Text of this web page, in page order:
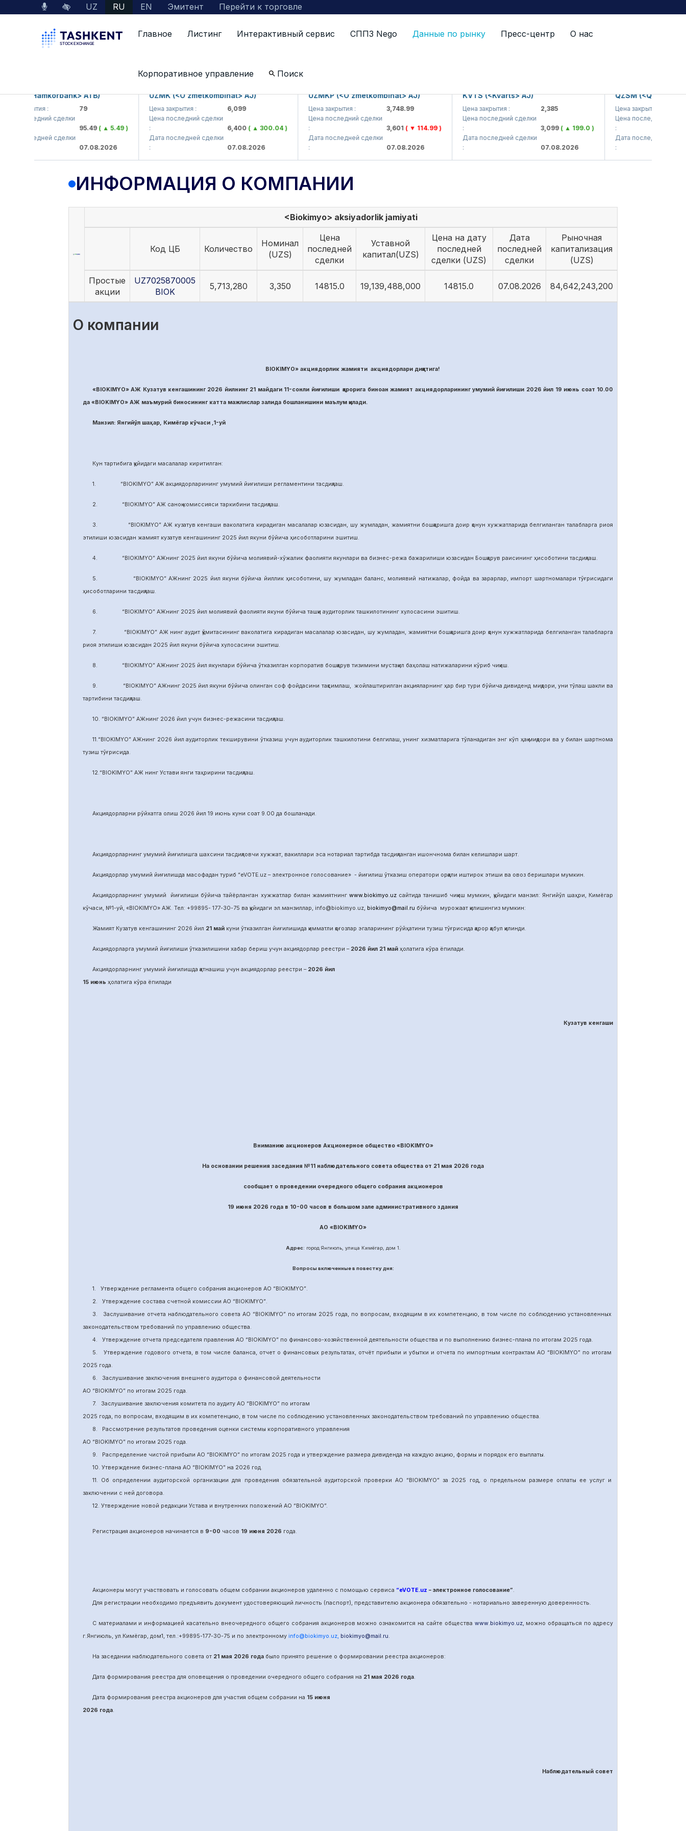
UZ RU EN Эмитент Перейти к торговле
Главное Листинг Интерактивный сервис СППЗ Nego Данные по рынку Пресс-центр О нас
Корпоративное управление Поиск
Информация о компании
(<Hamkorbank> ATB)
последний сделки
95.49( ▲ 5.49 )
последней сделки
07.08.2026
UZMK (<O'zmetkombinat> AJ)
Цена закрытия :
6,099
Цена последний сделки
6,400( ▲ 300.04 )
Дата последней сделки
07.08.2026
UZMKP (<O'zmetkombinat> AJ)
Цена закрытия :
3,748.99
Цена последний сделки
3,601( ▼ 114.99 )
Дата последней сделки
07.08.2026
KVTS (<Kvarts> AJ)
Цена закрытия :
2,385
Цена последний сделки
3,099( ▲ 199.0 )
Дата последней сделки
07.08.2026
QZSM
Цена закрытия :
Цена последний сделки
Дата последней сделки
ИНФОРМАЦИЯ О КОМПАНИИ
<Biokimyo> aksiyadorlik jamiyati
Код ЦБ Количество
Номинал
(UZS)
Цена
последней
сделки
Уставной
капитал(UZS)
Цена на дату
последней
сделки (UZS)
Дата
последней
сделки
Рыночная
капитализация
(UZS)
Простые
акции
UZ7025870005
BIOK
5,713,280 3,350 14815.0 19,139,488,000 14815.0 07.08.2026 84,642,243,200
О компании
BIOKIMYO» акциядорлик жамияти акциядорлари диққатига!
«BIOKIMYO» АЖ Кузатув кенгашининг 2026 йилнинг 21 майдаги 11-сонли йиғилиши қарорига биноан жамият акциядорларининг умумий йиғилиши 2026 йил 19 июнь соат 10.00
да «BIOKIMYO» АЖ маъмурий биносининг катта мажлислар залида бошланишини маълум қилади.
Манзил: Янгийўл шаҳар, Кимёгар кўчаси ,1-уй
Кун тартибига қуйидаги масалалар киритилган:
1. “BIOKIMYO” АЖ акциядорларининг умумий йиғилиши регламентини тасдиқлаш.
2. “BIOKIMYO” АЖ саноқ комиссияси таркибини тасдиқлаш.
3. “BIOKIMYO” АЖ кузатув кенгаши ваколатига кирадиган масалалар юзасидан, шу жумладан, жамиятни бошқаришга доир қонун хужжатларида белгиланган талабларга риоя
этилиши юзасидан жамият кузатув кенгашининг 2025 йил якуни бўйича ҳисоботларини эшитиш.
4. “BIOKIMYO” АЖнинг 2025 йил якуни бўйича молиявий-хўжалик фаолияти якунлари ва бизнес-режа бажарилиши юзасидан Бошқарув раисининг ҳисоботини тасдиқлаш.
5. “BIOKIMYO” АЖнинг 2025 йил якуни бўйича йиллик ҳисоботини, шу жумладан баланс, молиявий натижалар, фойда ва зарарлар, импорт шартномалари тўғрисидаги
ҳисоботларини тасдиқлаш.
6. “BIOKIMYO” АЖнинг 2025 йил молиявий фаолияти якуни бўйича ташқи аудиторлик ташкилотининг хулосасини эшитиш.
7. “BIOKIMYO” АЖ нинг аудит қўмитасининг ваколатига кирадиган масалалар юзасидан, шу жумладан, жамиятни бошқаришга доир қонун хужжатларида белгиланган талабларга
риоя этилиши юзасидан 2025 йил якуни бўйича хулосасини эшитиш.
8. “BIOKIMYO” АЖнинг 2025 йил якунлари бўйича ўтказилган корпоратив бошқарув тизимини мустақил баҳолаш натижаларини кўриб чиқиш.
9. “BIOKIMYO” АЖнинг 2025 йил якуни бўйича олинган соф фойдасини тақсимлаш, жойлаштирилган акцияларнинг ҳар бир тури бўйича дивиденд миқдори, уни тўлаш шакли ва
тартибини тасдиқлаш.
10. “BIOKIMYO” АЖнинг 2026 йил учун бизнес-режасини тасдиқлаш.
11.“BIOKIMYO” АЖнинг 2026 йил аудиторлик текширувини ўтказиш учун аудиторлик ташкилотини белгилаш, унинг хизматларига тўланадиган энг кўп ҳақ миқдори ва у билан шартнома
тузиш тўғрисида.
12.“BIOKIMYO” АЖ нинг Устави янги таҳририни тасдиқлаш.
Акциядорларни рўйхатга олиш 2026 йил 19 июнь куни соат 9.00 да бошланади.
Акциядорларнинг умумий йиғилишга шахсини тасдиқловчи хужжат, вакиллари эса нотариал тартибда тасдиқланган ишончнома билан келишлари шарт.
Акциядорлар умумий йиғилишда масофадан туриб “eVOTE.uz – электронное голосование» - йиғилиш ўтказиш оператори орқали иштирок этиши ва овоз беришлари мумкин.
Акциядорларнинг умумий йиғилиши бўйича тайёрланган хужжатлар билан жамиятнинг www.biokimyo.uzсайтида танишиб чиқиш мумкин, қуйидаги манзил: Янгийўл шаҳри, Кимёгар
кўчаси, №1-уй, «BIOKIMYO» АЖ. Тел: +99895- 177-30-75 ва қуйидаги эл.манзиллар, info@biokimyo.uz, biokimyo@mail.ru бўйича мурожаат қилишингиз мумкин:
Жамият Кузатув кенгашининг 2026 йил 21 майкуни ўтказилган йиғилишида қимматли қоғозлар эгаларининг рўйҳатини тузиш тўғрисида қарор қабул қилинди.
Акциядорларга умумий йиғилиши ўтказилишини хабар бериш учун акциядорлар реестри – 2026 йил 21 майҳолатига кўра ёпилади.
Акциядорларнинг умумий йиғилишда қатнашиш учун акциядорлар реестри – 2026 йил
15 июнь ҳолатига кўра ёпилади
Кузатув кенгаши
Вниманию акционеров Акционерное общество «BIOKIMYO»
На основании решения заседания №11 наблюдательного совета общества от 21 мая 2026 года
сообщает о проведении очередного общего собрания акционеров
19 июня 2026 года в 10-00 часов в большом зале административного здания
АО «BIOKIMYO»
Адрес: город Янгиюль, улица Кимёгар, дом 1.
Вопросы включенные в повестку дня:
1. Утверждение регламента общего собрания акционеров АО “BIOKIMYO”.
2.
Утверждение состава счетной комиссии АО “BIOKIMYO”.
3.
Заслушивание отчета наблюдательного совета АО “BIOKIMYO”по итогам 2025 года, по вопросам, входящим в их компетенцию, в том числе по соблюдению установленных
законодательством требований по управлению общества.
4.
Утверждение отчета председателя правления АО “BIOKIMYO”по финансово-хозяйственной деятельности общества и по выполнению бизнес-плана по итогам 2025 года.
5.
Утверждение годового отчета, в том числе баланса, отчет о финансовых результатах, отчёт прибыли и убытки и отчета по импортным контрактам АО “BIOKIMYO” по итогам
2025 года.
6.
Заслушивание заключения внешнего аудитора о финансовой деятельности
АО “BIOKIMYO”по итогам 2025 года.
7.
Заслушивание заключения комитета по аудитуАО “BIOKIMYO”по итогам
2025 года, по вопросам, входящим в их компетенцию, в том числе по соблюдению установленных законодательством требований по управлению общества.
8.
Рассмотрение результатов проведения оценки системы корпоративного управления
АО “BIOKIMYO”по итогам 2025 года.
9.
Распределение чистой прибыли АО “BIOKIMYO”по итогам 2025 года и утверждение размера дивиденда на каждую акцию, формы и порядок его выплаты.
10. Утверждение бизнес-плана АО “BIOKIMYO”на 2026 год.
11.
Об определении аудиторской организации для проведения обязательной аудиторской проверки АО “BIOKIMYO” за 2025 год, о предельном размере оплаты ее услуг и
заключении с ней договора.
12. Утверждение новой редакции Устава и внутренних положений АО “BIOKIMYO”.
Регистрация акционеров начинается в 9-00 часов 19 июня 2026 года.
Акционеры могут участвовать и голосовать общем собрании акционеров удаленно с помощью сервиса “eVOTE.uz – электронное голосование”.
Для регистрации необходимо предъявить документ удостоверяющий личность (паспорт), представителю акционера обязательно - нотариально заверенную доверенность.
С материалами и информацией касательно внеочередного общего собрания акционеров можно ознакомится на сайте общества www.biokimyo.uz, можно обращаться по адресу
г.Янгиюль, ул.Кимёгар, дом1, тел.:+99895-177-30-75 и по электронному info@biokimyo.uz, biokimyo@mail.ru.
На заседании наблюдательного совета от 21 мая 2026 годабыло принято решение о формировании реестра акционеров:
Дата формирования реестра для оповещения о проведении очередного общего собрания на 21 мая 2026 года.
Дата формирования реестра акционеров для участия общем собрании на 15 июня
2026 года.
Наблюдательный совет